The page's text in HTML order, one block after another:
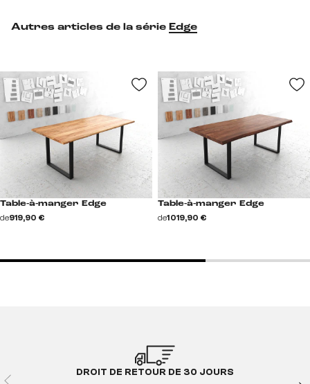
Autres articles de la série Edge
Table-à-manger Edge
de919,90 €
Table-à-manger Edge
de1 019,90 €
DROIT DE RETOUR DE 30 JOURS